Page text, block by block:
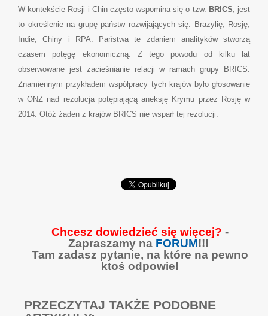
W kontekście Rosji i Chin często wspomina się o tzw. BRICS , jest
to określenie na grupę państw rozwijających się: Brazylię, Rosję,
Indie, Chiny i RPA. Państwa te zdaniem analityków stworzą
czasem potęgę ekonomiczną. Z tego powodu od kilku lat
obserwowane jest zacieśnianie relacji w ramach grupy BRICS.
Znamiennym przykładem współpracy tych krajów było głosowanie
w ONZ nad rezolucja potępiającą aneksję Krymu przez Rosję w
2014. Otóż żaden z krajów BRICS nie wsparł tej rezolucji.
Chcesz dowiedzieć się więcej? -
Zapraszamy na FORUM!!!
Tam zadasz pytanie, na które na pewno
ktoś odpowie!
PRZECZYTAJ TAKŻE PODOBNE